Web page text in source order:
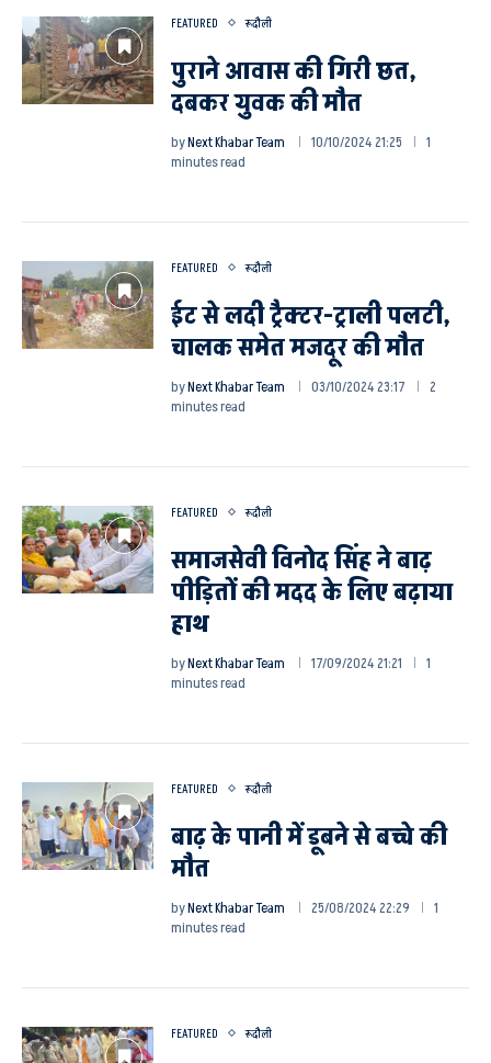
FEATURED रूदौली
पुराने आवास की गिरी छत,
दबकर युवक की मौत
byNext Khabar Team 10/10/2024 21:25
1
minutes read
FEATURED रूदौली
ईट से लदी ट्रैक्टर-ट्राली पलटी,
चालक समेत मजदूर की मौत
byNext Khabar Team 03/10/2024 23:17
2
minutes read
FEATURED रूदौली
समाजसेवी विनोद सिंह ने बाढ़
पीड़ितों की मदद के लिए बढ़ाया
हाथ
byNext Khabar Team 17/09/2024 21:21
1
minutes read
FEATURED रूदौली
बाढ़ के पानी में डूबने से बच्चे की
मौत
byNext Khabar Team 25/08/2024 22:29
1
minutes read
FEATURED रूदौली